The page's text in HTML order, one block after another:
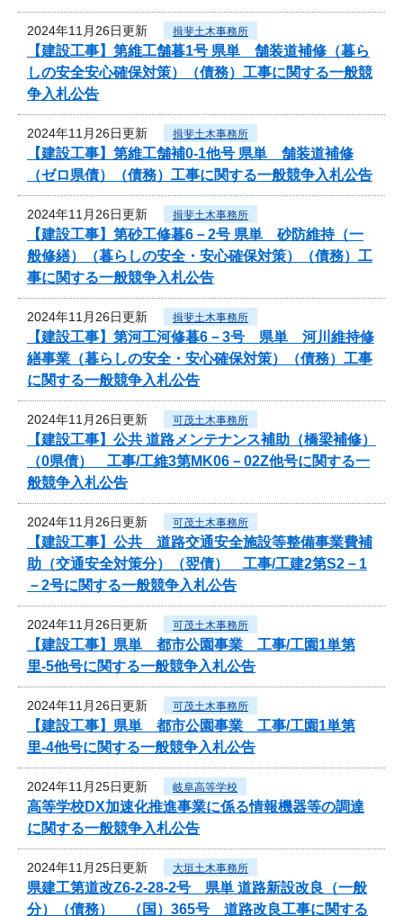
2024年11月26日更新 揖斐土木事務所
【建設工事】第維工舗暮1号 県単 舗装道補修（暮ら
しの安全安心確保対策）（債務）工事に関する一般競
争入札公告
2024年11月26日更新 揖斐土木事務所
【建設工事】第維工舗補0-1他号 県単 舗装道補修
（ゼロ県債）（債務）工事に関する一般競争入札公告
2024年11月26日更新 揖斐土木事務所
【建設工事】第砂工修暮6－2号 県単 砂防維持（一
般修繕）（暮らしの安全・安心確保対策）（債務）工
事に関する一般競争入札公告
2024年11月26日更新 揖斐土木事務所
【建設工事】第河工河修暮6－3号 県単 河川維持修
繕事業（暮らしの安全・安心確保対策）（債務）工事
に関する一般競争入札公告
2024年11月26日更新 可茂土木事務所
【建設工事】公共 道路メンテナンス補助（橋梁補修）
（0県債） 工事/工維3第MK06－02Z他号に関する一
般競争入札公告
2024年11月26日更新 可茂土木事務所
【建設工事】公共 道路交通安全施設等整備事業費補
助（交通安全対策分）（翌債） 工事/工建2第S2－1
－2号に関する一般競争入札公告
2024年11月26日更新 可茂土木事務所
【建設工事】県単 都市公園事業 工事/工園1単第
里-5他号に関する一般競争入札公告
2024年11月26日更新 可茂土木事務所
【建設工事】県単 都市公園事業 工事/工園1単第
里-4他号に関する一般競争入札公告
2024年11月25日更新 岐阜高等学校
高等学校DX加速化推進事業に係る情報機器等の調達
に関する一般競争入札公告
2024年11月25日更新 大垣土木事務所
県建工第道改Z6-2-28-2号 県単 道路新設改良（一般
分）（債務） （国）365号 道路改良工事に関する